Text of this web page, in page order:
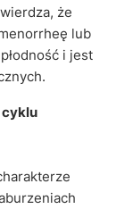
że
lub
i jest